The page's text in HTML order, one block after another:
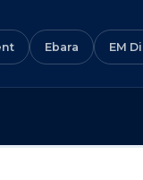
Ebara EM